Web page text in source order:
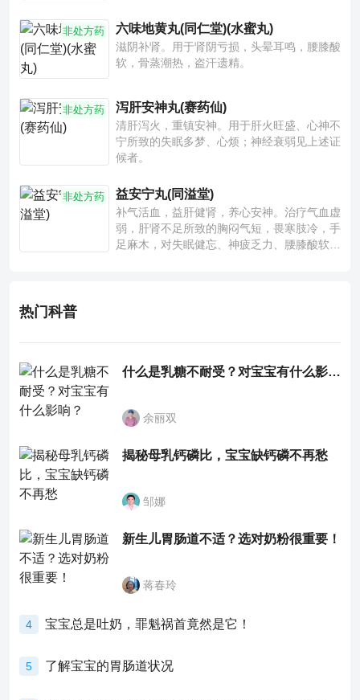
非处方药 六味地黄丸(同仁堂)(水蜜丸)
滋阴补肾。用于肾阴亏损，头晕耳鸣，腰膝酸
软，骨蒸潮热，盗汗遗精。
非处方药 泻肝安神丸(赛药仙)
清肝泻火，重镇安神。用于肝火旺盛、心神不
宁所致的失眠多梦、心烦；神经衰弱见上述证
候者。
非处方药 益安宁丸(同溢堂)
补气活血，益肝健肾，养心安神。治疗气血虚
弱，肝肾不足所致的胸闷气短，畏寒肢冷，手
足麻木，对失眠健忘、神疲乏力、腰膝酸软也
热门科普
什么是乳糖不耐受？对宝宝有什么影响？
余丽双
揭秘母乳钙磷比，宝宝缺钙磷不再愁
邹娜
新生儿胃肠道不适？选对奶粉很重要！
蒋春玲
4 宝宝总是吐奶，罪魁祸首竟然是它！
5 了解宝宝的胃肠道状况